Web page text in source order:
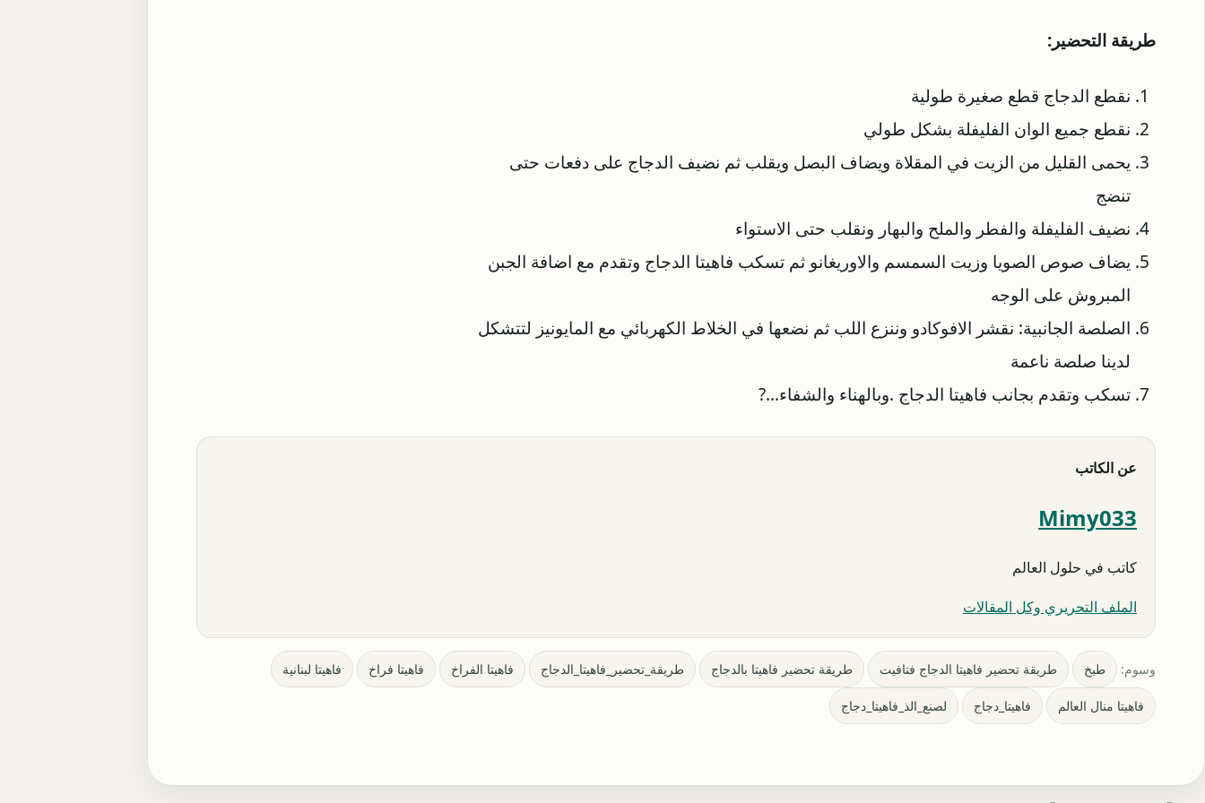
طريقة التحضير:
نقطع الدجاج قطع صغيرة طولية
نقطع جميع الوان الفليفلة بشكل طولي
يحمى القليل من الزيت في المقلاة ويضاف البصل ويقلب ثم نضيف الدجاج على دفعات حتى
تنضج
نضيف الفليفلة والفطر والملح والبهار ونقلب حتى الاستواء
يضاف صوص الصويا وزيت السمسم والاوريغانو ثم تسكب فاهيتا الدجاج وتقدم مع اضافة الجبن
المبروش على الوجه
الصلصة الجانبية: نقشر الافوكادو وننزع اللب ثم نضعها في الخلاط الكهربائي مع المايونيز لتتشكل
لدينا صلصة ناعمة
تسكب وتقدم بجانب فاهيتا الدجاج .وبالهناء والشفاء...?
عن الكاتب
Mimy033
كاتب في حلول العالم
الملف التحريري وكل المقالات
وسوم: طبخ طريقة تحضير فاهيتا الدجاج فتافيت طريقة تحضير فاهيتا بالدجاج طريقة_تحضير_فاهيتا_الدجاج فاهيتا الفراخ فاهيتا فراخ فاهيتا لبنانية
فاهيتا منال العالم فاهيتا_دجاج لصنع_الذ_فاهيتا_دجاج